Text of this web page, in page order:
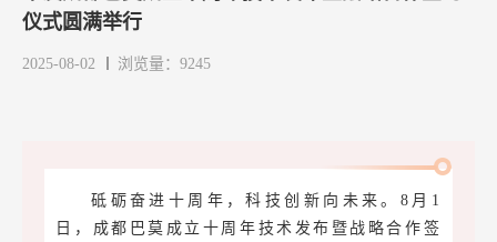
仪式圆满举行
2025-08-02 浏览量：9245
砥砺奋进十周年，科技创新向未来。8月1
日，成都巴莫成立十周年技术发布暨战略合作签